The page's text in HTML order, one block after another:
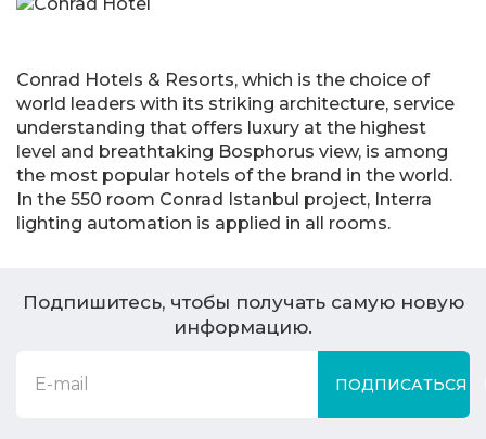
Conrad Hotels & Resorts, which is the choice of
world leaders with its striking architecture, service
understanding that offers luxury at the highest
level and breathtaking Bosphorus view, is among
the most popular hotels of the brand in the world.
In the 550 room Conrad Istanbul project, Interra
lighting automation is applied in all rooms.
Подпишитесь, чтобы получать самую новую
информацию.
ПОДПИСАТЬСЯ